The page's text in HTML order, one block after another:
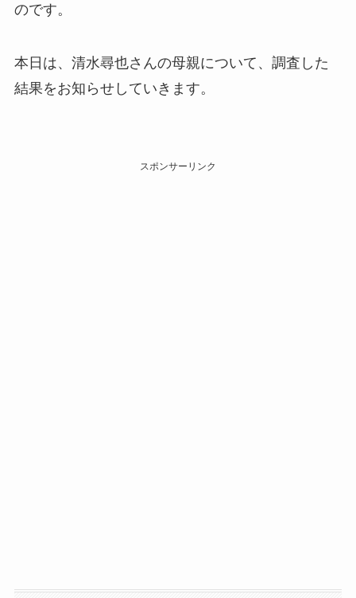
のです。
本日は、清水尋也さんの母親について、調査した
結果をお知らせしていきます。
スポンサーリンク